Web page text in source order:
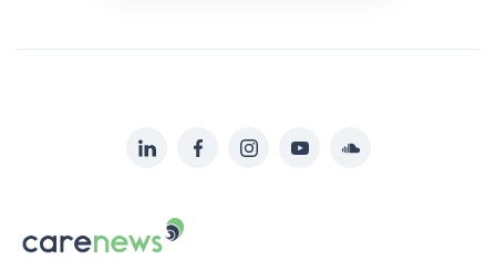
sur:
LinkedInFacebookInstagramYouTubeSoundcloud
Carenews,